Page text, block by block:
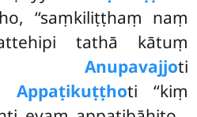
‘‘saṃkiliṭṭhaṃ naṃ
tathā kātuṃ
Anupavajjoti
Appaṭikuṭṭhoti ‘‘kiṃ